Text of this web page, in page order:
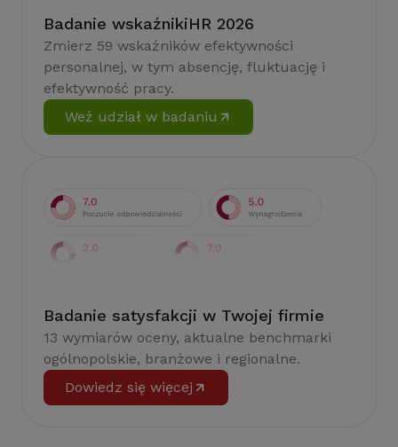
Badanie wskaźnikiHR 2026
Zmierz 59 wskaźników efektywności
personalnej, w tym absencję, fluktuację i
efektywność pracy.
Weź udział w badaniu
Badanie satysfakcji w Twojej firmie
13 wymiarów oceny, aktualne benchmarki
ogólnopolskie, branżowe i regionalne.
Dowiedz się więcej